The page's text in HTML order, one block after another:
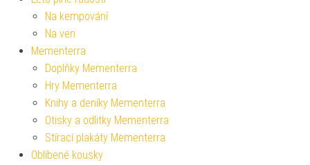
Na kempování
Na ven
Mementerra
Doplňky Mementerra
Hry Mementerra
Knihy a deníky Mementerra
Otisky a odlitky Mementerra
Stírací plakáty Mementerra
Oblíbené kousky